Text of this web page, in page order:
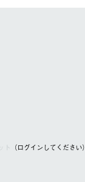
ト （ログインしてください）